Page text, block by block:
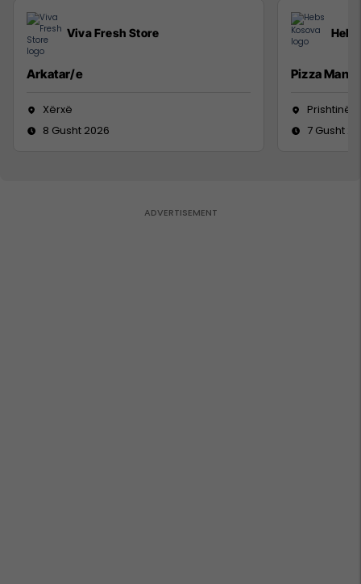
Viva Fresh Store
Arkatar/e
Xërxë
8 Gusht 2026
Pizza Man
Prishtinë
7 Gusht